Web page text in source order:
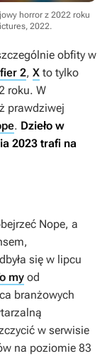
horror z 2022 roku
2022.
obfity w
2, X to tylko
roku. W
prawdziwej
. Dzieło w
2023 trafi na
Nope, a
się w lipcu
my od
branżowych
w serwisie
na poziomie 83